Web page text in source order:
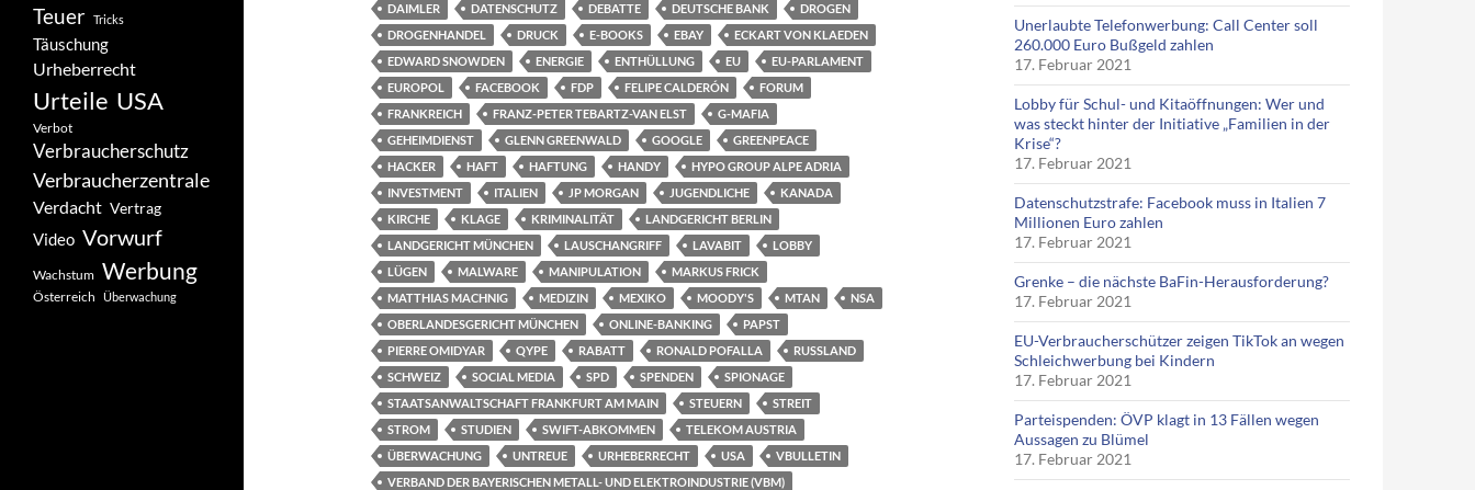
DAIMLER
DATENSCHUTZ DEBATTE DEUTSCHE BANK
DROGEN
DROGENHANDEL
DRUCK E-BOOKS EBAY
ECKART VON KLAEDEN
EDWARD SNOWDEN
ENERGIE ENTHÜLLUNG EU
EU-PARLAMENT
EUROPOL
FACEBOOK FDP FELIPE CALDERÓN
FORUM
FRANKREICH
FRANZ-PETER TEBARTZ-VAN ELST
G-MAFIA
GEHEIMDIENST
GLENN GREENWALD GOOGLE
GREENPEACE
HACKER
HAFT HAFTUNG HANDY
HYPO GROUP ALPE ADRIA
INVESTMENT
ITALIEN JP MORGAN JUGENDLICHE
KANADA
KIRCHE
KLAGE KRIMINALITÄT
LANDGERICHT BERLIN
LANDGERICHT MÜNCHEN
LAUSCHANGRIFF LAVABIT
LOBBY
LÜGEN
MALWARE MANIPULATION
MARKUS FRICK
MATTHIAS MACHNIG
MEDIZIN MEXIKO MOODY'S MTAN
NSA
OBERLANDESGERICHT MÜNCHEN
ONLINE-BANKING
PAPST
PIERRE OMIDYAR
QYPE RABATT RONALD POFALLA
RUSSLAND
SCHWEIZ
SOCIAL MEDIA SPD SPENDEN
SPIONAGE
STAATSANWALTSCHAFT FRANKFURT AM MAIN
STEUERN
STREIT
STROM
STUDIEN SWIFT-ABKOMMEN
TELEKOM AUSTRIA
ÜBERWACHUNG
UNTREUE URHEBERRECHT USA
VBULLETIN
VERBAND DER BAYERISCHEN METALL- UND ELEKTROINDUSTRIE (VBM)
Unerlaubte Telefonwerbung: Call Center soll
260.000 Euro Bußgeld zahlen
17. Februar 2021
Lobby für Schul- und Kitaöffnungen: Wer und
was steckt hinter der Initiative „Familien in der
Krise“?
17. Februar 2021
Datenschutzstrafe: Facebook muss in Italien 7
Millionen Euro zahlen
17. Februar 2021
Grenke – die nächste BaFin-Herausforderung?
17. Februar 2021
EU-Verbraucherschützer zeigen TikTok an wegen
Schleichwerbung bei Kindern
17. Februar 2021
Parteispenden: ÖVP klagt in 13 Fällen wegen
Aussagen zu Blümel
17. Februar 2021
Teuer Tricks
Täuschung
Urheberrecht
Urteile USA
Verbot
Verbraucherschutz
Verbraucherzentrale
Verdacht Vertrag
Video Vorwurf
Wachstum Werbung
Österreich Überwachung